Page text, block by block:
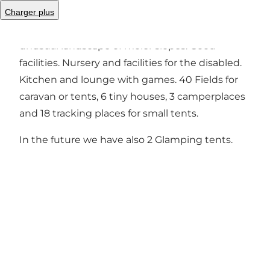
Charger plus
Ideally situated on Northern Mors, a good
unusual landscape of moler slopes. Good
facilities. Nursery and facilities for the disabled.
Kitchen and lounge with games. 40 Fields for
caravan or tents, 6 tiny houses, 3 camperplaces
and 18 tracking places for small tents.
In the future we have also 2 Glamping tents.